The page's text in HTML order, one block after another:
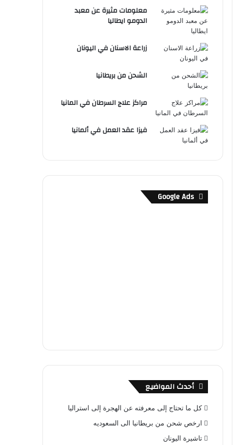
معلومات مثيرة عن معبد
الدومو ايطاليا
زراعة الاسنان في اليونان
الشحن من بريطانيا
مراكز علاج السرطان في المانيا
فيزا عقد العمل في ألمانيا
Google Ads
أحدث المواضيع
كل ما تحتاج إلى معرفته عن الهجرة إلى استراليا
ارخص شحن من بريطانيا الى السعوديه
تاشيرة اليونان